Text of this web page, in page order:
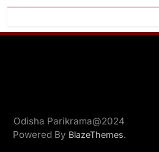
Odisha Parikrama@2024
Powered By BlazeThemes.